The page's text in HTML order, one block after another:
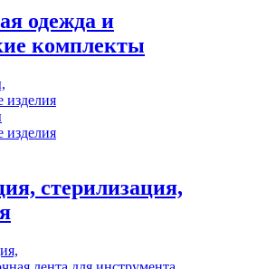
одежда и
комплекты
стерилизация,